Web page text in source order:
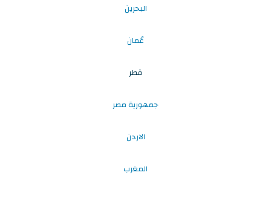
البحرين
عُمان
قطر
جمهورية مصر
الاردن
المغرب